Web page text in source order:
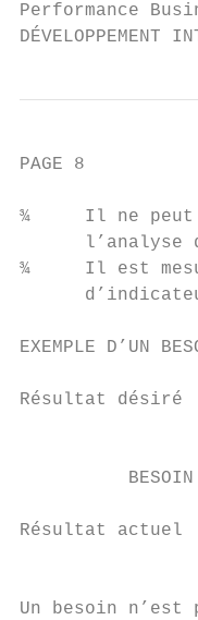
Performance
DÉVELOPPEMENT
PAGE 8
¾     Il ne peut
l’analyse
¾     Il est
EXEMPLE D’UN
Résultat
Résultat
Un besoin n’est